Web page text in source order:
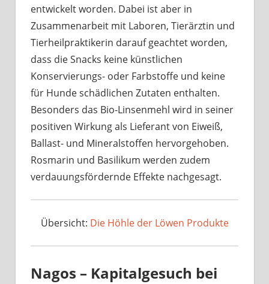
entwickelt worden. Dabei ist aber in
Zusammenarbeit mit Laboren, Tierärztin und
Tierheilpraktikerin darauf geachtet worden,
dass die Snacks keine künstlichen
Konservierungs- oder Farbstoffe und keine
für Hunde schädlichen Zutaten enthalten.
Besonders das Bio-Linsenmehl wird in seiner
positiven Wirkung als Lieferant von Eiweiß,
Ballast- und Mineralstoffen hervorgehoben.
Rosmarin und Basilikum werden zudem
verdauungsfördernde Effekte nachgesagt.
Übersicht: Die Höhle der Löwen Produkte
Nagos – Kapitalgesuch bei